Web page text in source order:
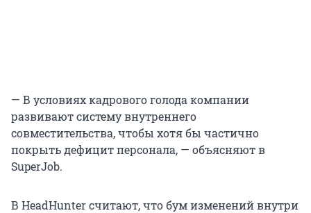
— В условиях кадрового голода компании
развивают систему внутреннего
совместительства, чтобы хотя бы частично
покрыть дефицит персонала, — объясняют в
SuperJob.
В HeadHunter считают, что бум изменений внутри